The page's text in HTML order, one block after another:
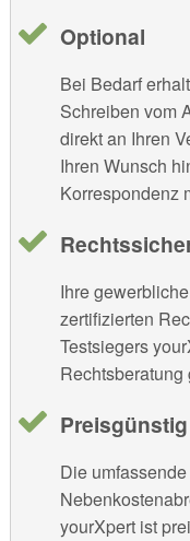
Optional
Bei Bedarf
Schreiben vom
direkt an Ihren
Ihren Wunsch
Korrespondenz
Ihre
zertifizierten
Testsiegers
Rechtsberatung
Preisgünstig
Die
yourXpert ist